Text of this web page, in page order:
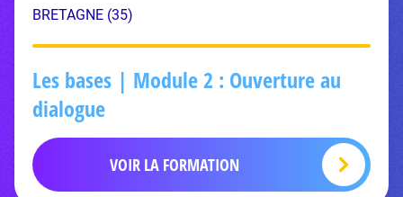
BRETAGNE (35)
Les bases | Module 2 : Ouverture au
dialogue
VOIR LA FORMATION